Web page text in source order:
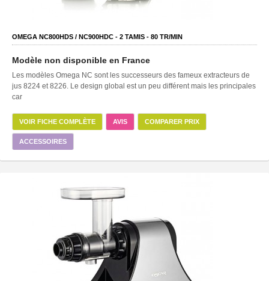
OMEGA NC800HDS / NC900HDC - 2 TAMIS - 80 TR/MIN
Modèle non disponible en France
Les modèles Omega NC sont les successeurs des fameux extracteurs de
jus 8224 et 8226. Le design global est un peu différent mais les principales
car
VOIR FICHE COMPLÈTE AVIS COMPARER PRIX
ACCESSOIRES